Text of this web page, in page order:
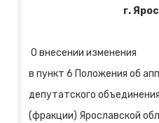
г.
О внесении изменения
в пункт 6 Положения об
депутатского объединения
(фракции) Ярославской